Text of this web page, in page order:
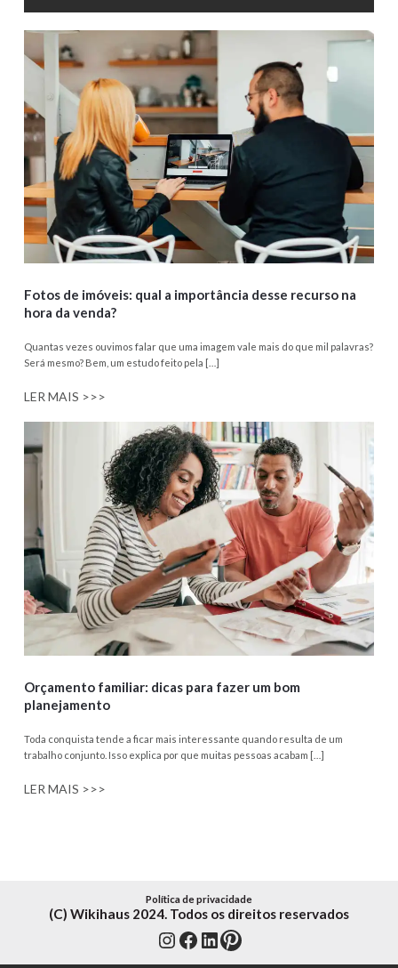
Fotos de imóveis: qual a importância desse recurso na
hora da venda?
Quantas vezes ouvimos falar que uma imagem vale mais do que mil palavras?
Será mesmo? Bem, um estudo feito pela […]
LER MAIS >>>
Orçamento familiar: dicas para fazer um bom
planejamento
Toda conquista tende a ficar mais interessante quando resulta de um
trabalho conjunto. Isso explica por que muitas pessoas acabam […]
LER MAIS >>>
Instagram
Facebook
LinkedIn
Pinterest
Política de privacidade
(C) Wikihaus 2024. Todos os direitos reservados